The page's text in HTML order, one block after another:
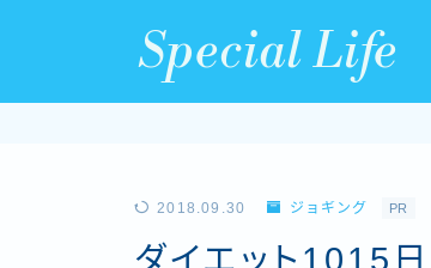
Special Life
2018.09.30 ジョギング PR
ダイエット1015